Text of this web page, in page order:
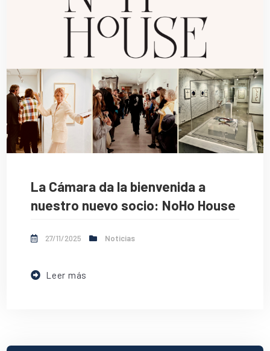
La Cámara da la bienvenida a
nuestro nuevo socio: NoHo House
27/11/2025 Noticias
Leer más